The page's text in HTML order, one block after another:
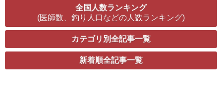
全国人数ランキング
(医師数、釣り人口などの人数ランキング)
カテゴリ別全記事一覧
新着順全記事一覧